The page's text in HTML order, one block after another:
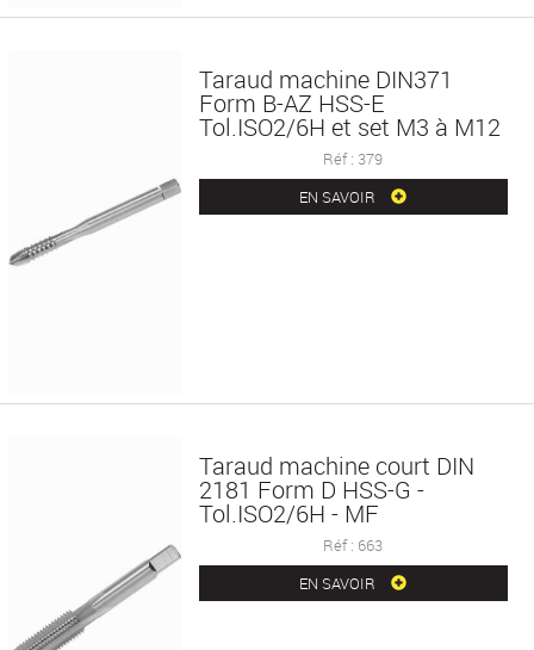
Taraud machine DIN371
Form B-AZ HSS-E
Tol.ISO2/6H et set M3 à M12
Réf : 379
EN SAVOIR
Taraud machine court DIN
2181 Form D HSS-G -
Tol.ISO2/6H - MF
Réf : 663
EN SAVOIR